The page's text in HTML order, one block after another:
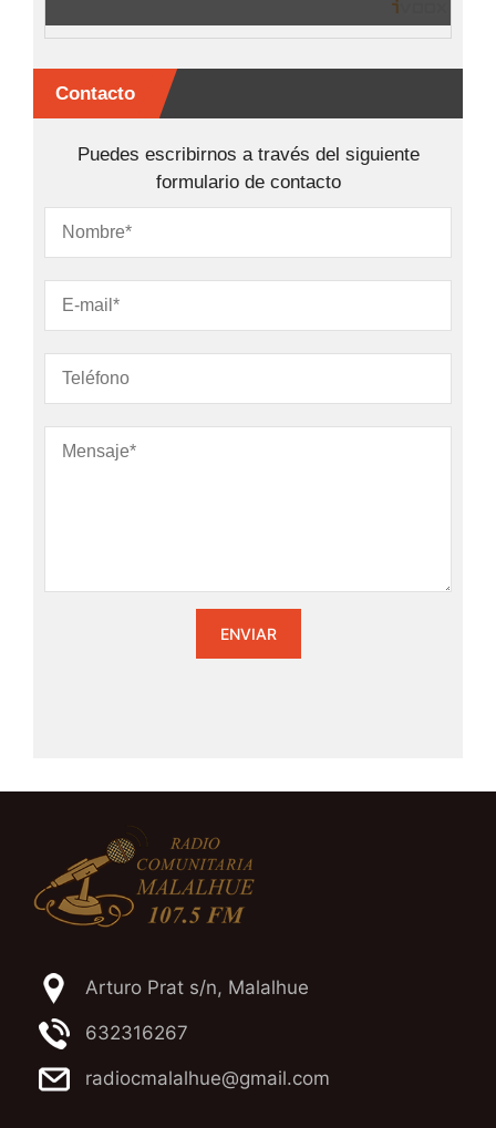
Contacto
Puedes escribirnos a través del siguiente
formulario de contacto
Arturo Prat s/n, Malalhue
632316267
radiocmalalhue@gmail.com